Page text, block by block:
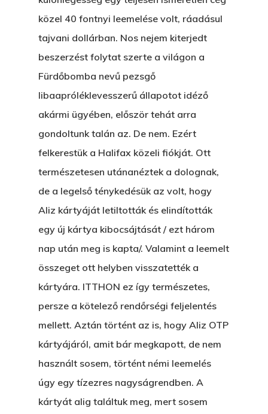
közel 40 fontnyi leemelése volt, ráadásul
tajvani dollárban. Nos nejem kiterjedt
beszerzést folytat szerte a világon a
Fürdőbomba nevű pezsgő
libaapróléklevesszerű állapotot idéző
akármi ügyében, először tehát arra
gondoltunk talán az. De nem. Ezért
felkerestük a Halifax közeli fiókját. Ott
természetesen utánanéztek a dolognak,
de a legelső ténykedésük az volt, hogy
Aliz kártyáját letiltották és elindították
egy új kártya kibocsájtását / ezt három
nap után meg is kapta/. Valamint a leemelt
összeget ott helyben visszatették a
kártyára. ITTHON ez így természetes,
persze a kötelező rendőrségi feljelentés
mellett. Aztán történt az is, hogy Aliz OTP
kártyájáról, amit bár megkapott, de nem
használt sosem, történt némi leemelés
úgy egy tízezres nagyságrendben. A
kártyát alig találtuk meg, mert sosem